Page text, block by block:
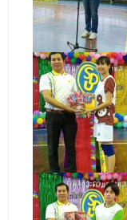
- ศูนย์เครื่องมือปฏิบัติ
- ศูนย์สิ่งแวดล้อม
- ศูนย์ปัญญาประดิษฐ์เ
สหกิจศึกษา
ข่าว
- ข่าวประชาสัมพันธ์
- กิจกรรม